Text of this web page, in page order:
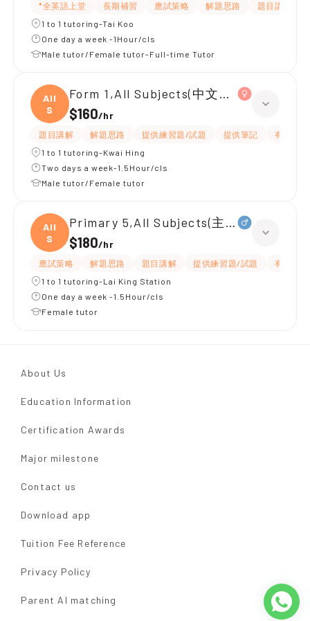
*全英語上堂 長期補習 應試策略 解題思路 題目講解
1 to 1 tutoring-Tai Koo
One day a week -1Hour/cls
Male tutor/Female tutor-Full-time Tutor
All
S
Form 1,All Subjects(中文英文)
$160/hr
題目講解 解題思路 提供練習題/試題 提供筆記
有耐性
1 to 1 tutoring-Kwai Hing
Two days a week-1.5Hour/cls
Male tutor/Female tutor
All
S
Primary 5,All Subjects(主要中文同常識)
$180/hr
應試策略 解題思路 題目講解 提供練習題/試題
有耐性
1 to 1 tutoring-Lai King Station
One day a week -1.5Hour/cls
Female tutor
About Us
Education Information
Certification Awards
Major milestone
Contact us
Download app
Tuition Fee Reference
Privacy Policy
Parent AI matching